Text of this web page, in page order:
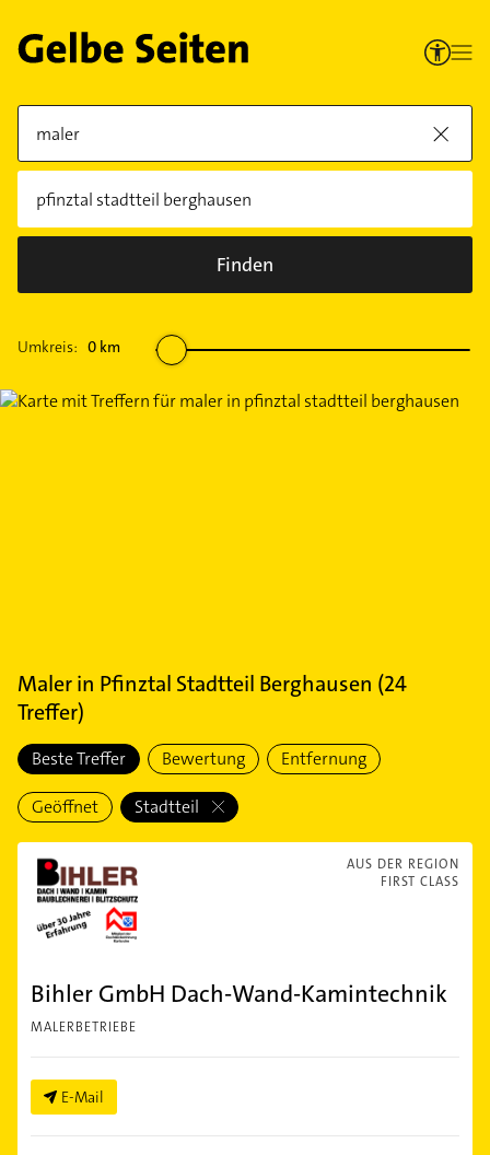
Finden
Umkreis: 0 km
Malerin Pfinztal Stadtteil Berghausen (24
Treffer)
Beste Treffer Bewertung Entfernung
Geöffnet Stadtteil
AUS DER REGION
FIRST CLASS
Bihler GmbH Dach-Wand-Kamintechnik
MALERBETRIEBE
E-Mail